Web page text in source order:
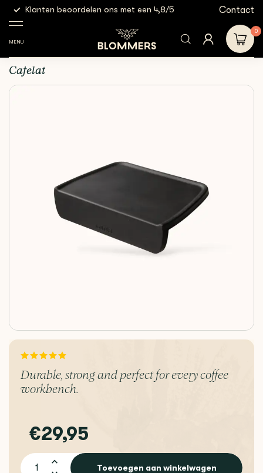
Klanten beoordelen ons met een 4,8/5 Gratis
Contact
MENU
0
Cafelat - Corner
Cafelat - Corner Tamping Mat
Cafelat
Durable, strong and perfect for every coffee
workbench.
€29,95
Toevoegen aan winkelwagen